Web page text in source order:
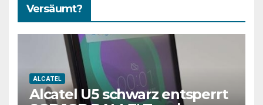
Versäumt?
ALCATEL
Alcatel U5 schwarz entsperrt